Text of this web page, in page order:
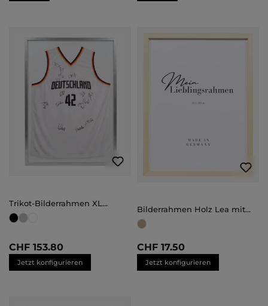
Trikot-Bilderrahmen XL
(70x100)
CHF 153.80
Jetzt konfigurieren
Bilderrahmen Holz Lea mit
Abstandsleiste
Maßanfertigung
CHF 17.50
Jetzt konfigurieren